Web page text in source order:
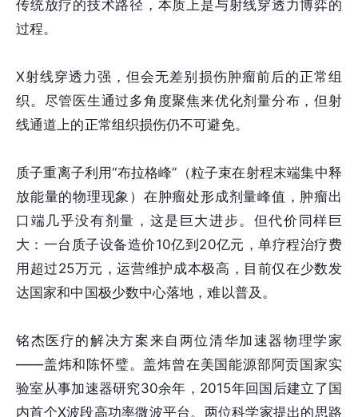
传统放疗的技术路径，本质上是与射线穿透力博弈的
过程。
X射线穿透力强，但会无差别损伤肿瘤前后的正常组
织。尽管医生通过多角度聚焦来优化剂量分布，但射
线通道上的正常组织损伤仍不可避免。
质子重离子利用“布拉格峰”（粒子束在射程末端集中释
放能量的物理现象）在肿瘤处形成剂量峰值，肿瘤出
口端几乎没有剂量，这是巨大进步。但代价同样巨
大：一台质子设备造价10亿到20亿元，单疗程治疗费
用超过25万元，运营维护成本极高，目前仅在少数发
达国家和中国极少数中心落地，难以普及。
铭杰医疗的解决方案来自两位清华加速器物理学家
——盖炜和陈怀璧。盖炜曾在美国能源部阿贡国家实
验室从事加速器研究30余年，2015年回国后建立了国
内首个X波段高功率微波平台。两位科学家提出的思路